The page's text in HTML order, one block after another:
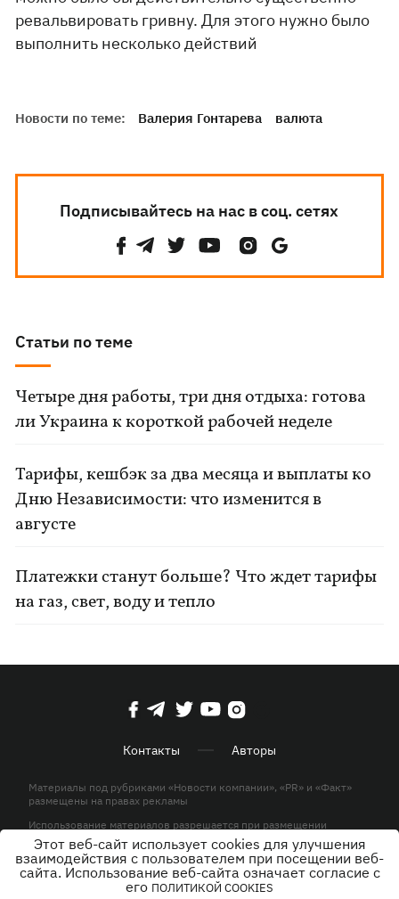
ревальвировать гривну. Для этого нужно было
выполнить несколько действий
Новости по теме: Валерия Гонтарева валюта
Подписывайтесь на нас в соц. сетях
Статьи по теме
Четыре дня работы, три дня отдыха: готова
ли Украина к короткой рабочей неделе
Тарифы, кешбэк за два месяца и выплаты ко
Дню Независимости: что изменится в
августе
Платежки станут больше? Что ждет тарифы
на газ, свет, воду и тепло
Контакты Авторы
Материалы под рубриками «Новости компании», «PR» и «Факт»
размещены на правах рекламы
Использование материалов разрешается при размещении
активной гиперссылки на KP.UA в первом абзаце.
© ООО «ЮЛАВ МЕДИА»,2026. Все права защищены.
Этот веб-сайт использует cookies для улучшения
взаимодействия с пользователем при посещении веб-
сайта. Использование веб-сайта означает согласие с
его ПОЛИТИКОЙ COOKIES